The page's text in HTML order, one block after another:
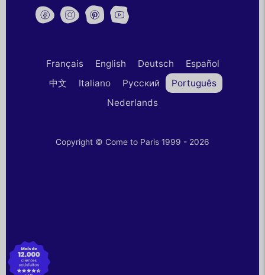
Français English Deutsch
Español
中文
Italiano Русский
Português
Nederlands
Copyright © Come to Paris 1999 - 2026